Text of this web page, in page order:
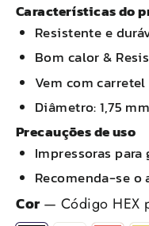
Características do
Resistente e
Bom calor &
Vem com
Diâmetro: 1,75
Precauções de uso
Impressoras
Recomenda-se
Cor— Código HEX